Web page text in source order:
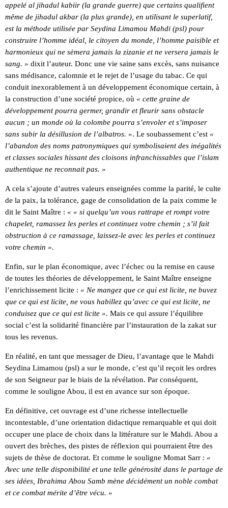
appelé al jihadul kabiir (la grande guerre) que certains qualifient
même de jihadul akbar (la plus grande), en utilisant le superlatif,
est la méthode utilisée par Seydina Limamou Mahdi (psl) pour
construire l’homme idéal, le citoyen du monde, l’homme paisible et
harmonieux qui ne sèmera jamais la zizanie et ne versera jamais le
sang. » dixit l’auteur. Donc une vie saine sans excès, sans nuisance
sans médisance, calomnie et le rejet de l’usage du tabac. Ce qui
conduit inexorablement à un développement économique certain, à
la construction d’une société propice, où « cette graine de
développement pourra germer, grandir et fleurir sans obstacle
aucun ; un monde où la colombe pourra s’envoler et s’imposer
sans subir la désillusion de l’albatros. ». Le soubassement c’est «
l’abandon des noms patronymiques qui symbolisaient des inégalités
et classes sociales hissant des cloisons infranchissables que l’islam
authentique ne reconnait pas. »
A cela s’ajoute d’autres valeurs enseignées comme la parité, le culte
de la paix, la tolérance, gage de consolidation de la paix comme le
dit le Saint Maître : « « si quelqu’un vous rattrape et rompt votre
chapelet, ramassez les perles et continuez votre chemin ; s’il fait
obstruction à ce ramassage, laissez-le avec les perles et continuez
votre chemin ».
Enfin, sur le plan économique, avec l’échec ou la remise en cause
de toutes les théories de développement, le Saint Maître enseigne
l’enrichissement licite : « Ne mangez que ce qui est licite, ne buvez
que ce qui est licite, ne vous habillez qu’avec ce qui est licite, ne
conduisez que ce qui est licite ». Mais ce qui assure l’équilibre
social c’est la solidarité financière par l’instauration de la zakat sur
tous les revenus.
En réalité, en tant que messager de Dieu, l’avantage que le Mahdi
Seydina Limamou (psl) a sur le monde, c’est qu’il reçoit les ordres
de son Seigneur par le biais de la révélation. Par conséquent,
comme le souligne Abou, il est en avance sur son époque.
En définitive, cet ouvrage est d’une richesse intellectuelle
incontestable, d’une orientation didactique remarquable et qui doit
occuper une place de choix dans la littérature sur le Mahdi. Abou a
ouvert des brèches, des pistes de réflexion qui pourraient être des
sujets de thèse de doctorat. Et comme le souligne Momat Sarr : «
Avec une telle disponibilité et une telle générosité dans le partage de
ses idées, Ibrahima Abou Samb mène décidément un noble combat
et ce combat mérite d’être vécu. »